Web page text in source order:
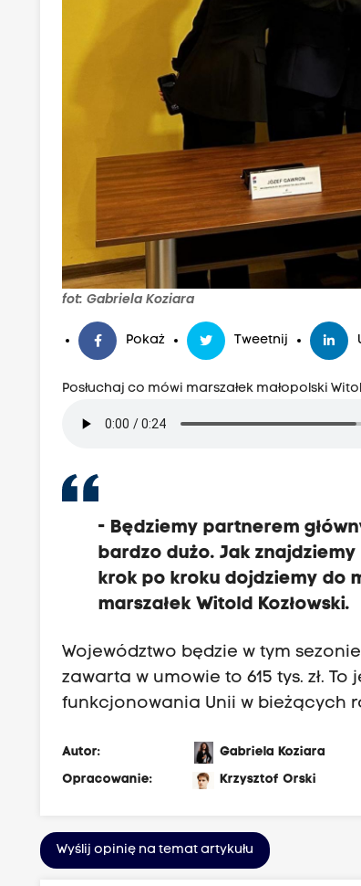
fot: Gabriela Koziara
Pokaż Tweetnij
Posłuchaj co mówi marszałek małopolski
- Będziemy partnerem
bardzo dużo. Jak
krok po kroku dojdziemy do
marszałek Witold Kozłowski.
Województwo będzie w tym
zawarta w umowie to 615 tys. zł.
funkcjonowania Unii w bieżących
Autor:
Gabriela Koziara
Opracowanie:
Krzysztof Orski
Wyślij opinię na temat artykułu